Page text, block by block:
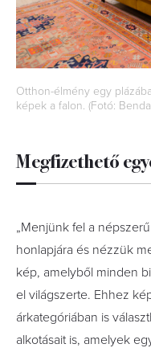
Otthon-élmény egy
képek a falon. (Fotó:
Megfizethető
„Menjünk fel a
honlapjára és nézzük
kép, amelyből minden
el világszerte. Ehhez
árkategóriában is
alkotásait is, amelyek